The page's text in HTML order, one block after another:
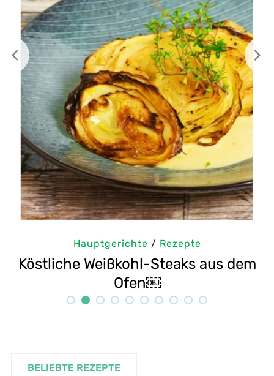
Hauptgerichte/Rezepte
Selbstgemachte Tahini: Sesampaste
Rezept
BELIEBTE REZEPTE